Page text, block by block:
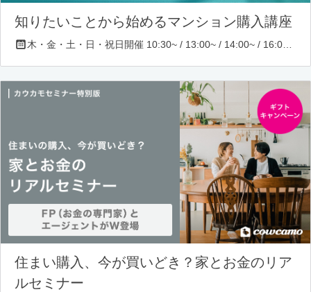
知りたいことから始めるマンション購入講座
住まい購入、今が買いどき？家とお金のリア
ルセミナー